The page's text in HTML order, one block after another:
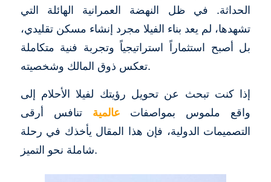
الحداثة. في ظل النهضة العمرانية الهائلة التي
تشهدها، لم يعد بناء الفيلا مجرد إنشاء مسكن تقليدي،
بل أصبح استثماراً استراتيجياً وتجربة فنية متكاملة
تعكس ذوق المالك وشخصيته.
إذا كنت تبحث عن تحويل رؤيتك لفيلا الأحلام إلى
واقع ملموس بمواصفات عالمية تنافس أرقى
التصميمات الدولية، فإن هذا المقال يأخذك في رحلة
شاملة نحو التميز.